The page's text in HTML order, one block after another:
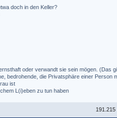
doch in den Keller?
oder verwandt sie sein mögen. (Das
bedrohende, die Privatsphäre einer Person
ist
L(i)eben zu tun haben